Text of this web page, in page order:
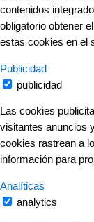
contenidos
obligatorio obtener
estas cookies en el
Publicidad
publicidad
Las cookies
visitantes anuncios
cookies rastrean a
información para
Analíticas
analytics